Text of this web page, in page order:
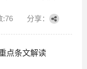
:76 分享：
点条文解读